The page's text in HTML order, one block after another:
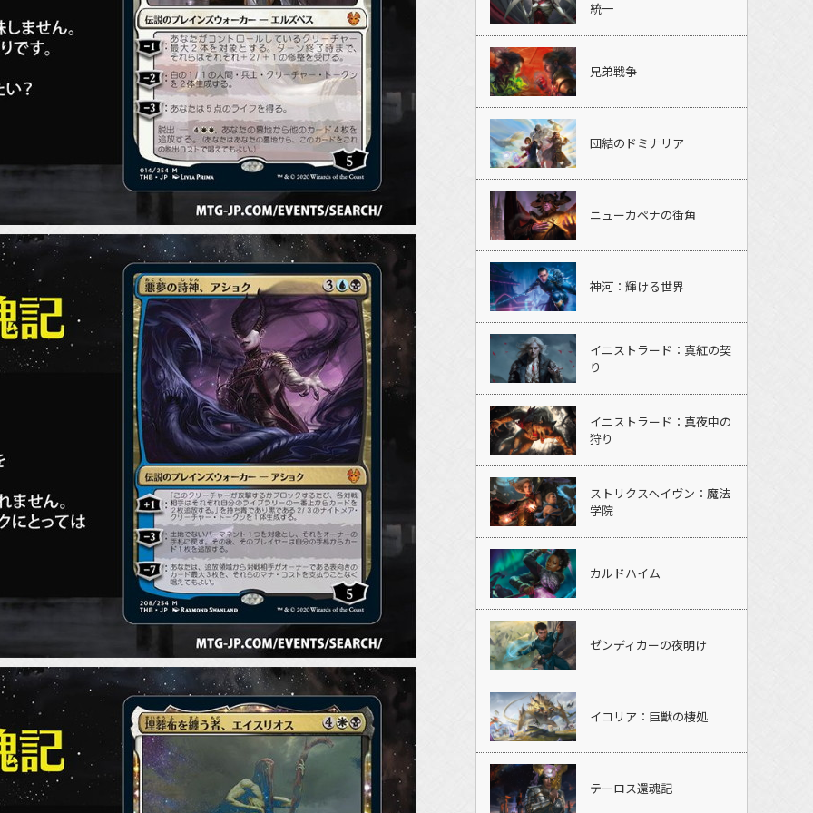
統一
兄弟戦争
団結のドミナリア
ニューカペナの街角
神河：輝ける世界
イニストラード：真紅の契
り
イニストラード：真夜中の
狩り
ストリクスヘイヴン：魔法
学院
カルドハイム
ゼンディカーの夜明け
イコリア：巨獣の棲処
テーロス還魂記